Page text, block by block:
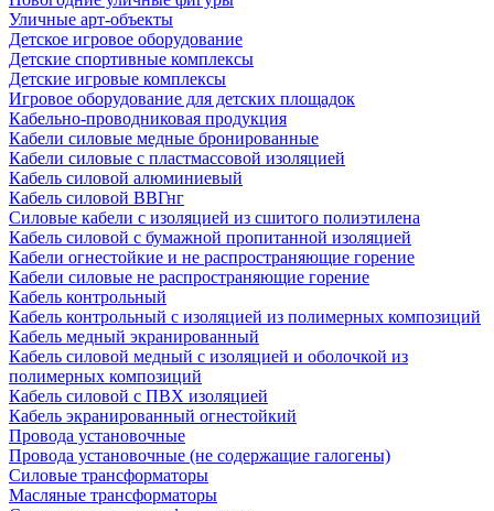
Уличные арт-объекты
Детское игровое оборудование
Детские спортивные комплексы
Детские игровые комплексы
Игровое оборудование для детских площадок
Кабельно-проводниковая продукция
Кабели силовые медные бронированные
Кабели силовые с пластмассовой изоляцией
Кабель силовой алюминиевый
Кабель силовой ВВГнг
Силовые кабели с изоляцией из сшитого полиэтилена
Кабель силовой с бумажной пропитанной изоляцией
Кабели огнестойкие и не распространяющие горение
Кабели силовые не распространяющие горение
Кабель контрольный
Кабель контрольный с изоляцией из полимерных композиций
Кабель медный экранированный
Кабель силовой медный с изоляцией и оболочкой из
полимерных композиций
Кабель силовой с ПВХ изоляцией
Кабель экранированный огнестойкий
Провода установочные
Провода установочные (не содержащие галогены)
Силовые трансформаторы
Масляные трансформаторы